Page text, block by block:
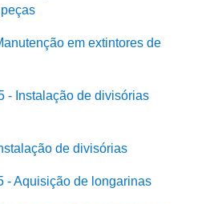
em extintores de
- Instalação de divisórias
de divisórias
- Aquisição de longarinas